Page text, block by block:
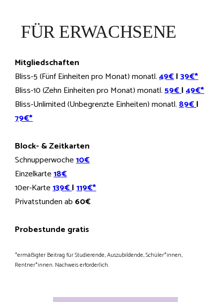
FÜR ERWACHSENE
Mitgliedschaften
Bliss-5 (Fünf Einheiten pro Monat) monatl.49€|39€*
Bliss-10 (Zehn Einheiten pro Monat) monatl.59€|49€*
Bliss-Unlimited (Unbegrenzte Einheiten) monatl.89€|
79€*
Block- & Zeitkarten
Schnupperwoche10€
Einzelkarte18€
10er-Karte139€|119€*
Privatstunden ab 60€
Probestunde gratis
*ermäßigter Beitrag für Studierende, Auszubildende, Schüler*innen,
Rentner*innen. Nachweis erforderlich.